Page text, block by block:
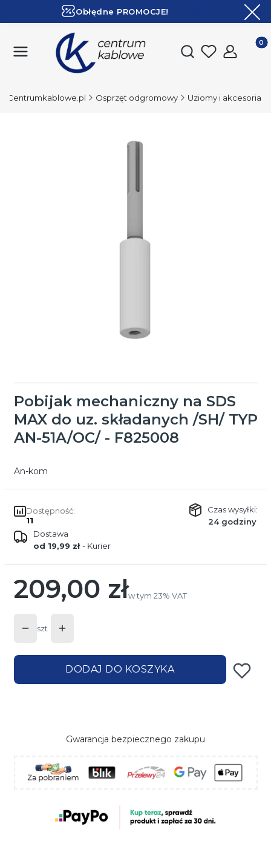
Obłędne PROMOCJE!
Otwórz
Centrumkablowe.pl Osprzęt odgromowy Uziomy i akcesoria
Pobijak mechaniczny na SDS
MAX do uz. składanych /SH/ TYP
AN-51A/OC/ - F825008
An-kom
Dostępność:
11
Czas wysyłki:
24 godziny
Dostawa
od 19,99 zł- Kurier
Cena
209,00 złw tym 23% VAT
w tym 23% VAT
szt
DODAJ DO KOSZYKA
Gwarancja bezpiecznego zakupu